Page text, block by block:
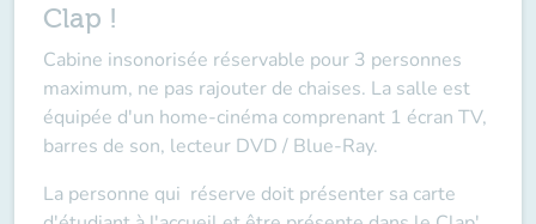
Clap !
Cabine insonorisée réservable pour 3 personnes
maximum, ne pas rajouter de chaises. La salle est
équipée d'un home-cinéma comprenant 1 écran TV,
barres de son, lecteur DVD / Blue-Ray.
La personne qui réserve doit présenter sa carte